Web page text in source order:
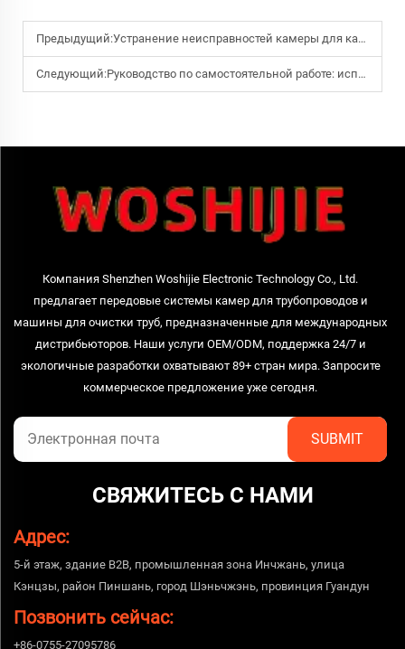
Предыдущий:Устранение неисправностей камеры для канализации: быстрое устранение примерзания катушек, размытого изображения и выхода из строя светодиодов
Следующий:Руководство по самостоятельной работе: использование камеры для проверки сантехники в домашних условиях
Компания Shenzhen Woshijie Electronic Technology Co., Ltd.
предлагает передовые системы камер для трубопроводов и
машины для очистки труб, предназначенные для международных
дистрибьюторов. Наши услуги OEM/ODM, поддержка 24/7 и
экологичные разработки охватывают 89+ стран мира. Запросите
коммерческое предложение уже сегодня.
СВЯЖИТЕСЬ С НАМИ
Адрес:
5-й этаж, здание B2B, промышленная зона Инчжань, улица
Кэнцзы, район Пиншань, город Шэньчжэнь, провинция Гуандун
Позвонить сейчас:
+86-0755-27095786